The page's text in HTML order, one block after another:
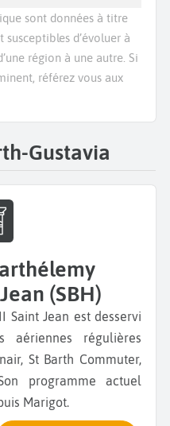
sont données à titre
d’évoluer à
région à une autre. Si
référez vous aux
Gustavia
(SBH)
Saint Jean est desservi
aériennes régulières
St Barth Commuter,
programme actuel
Marigot.